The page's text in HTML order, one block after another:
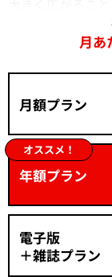
月あ
月額プラン
オススメ！
年額プラン
電子版
＋雑誌プラン